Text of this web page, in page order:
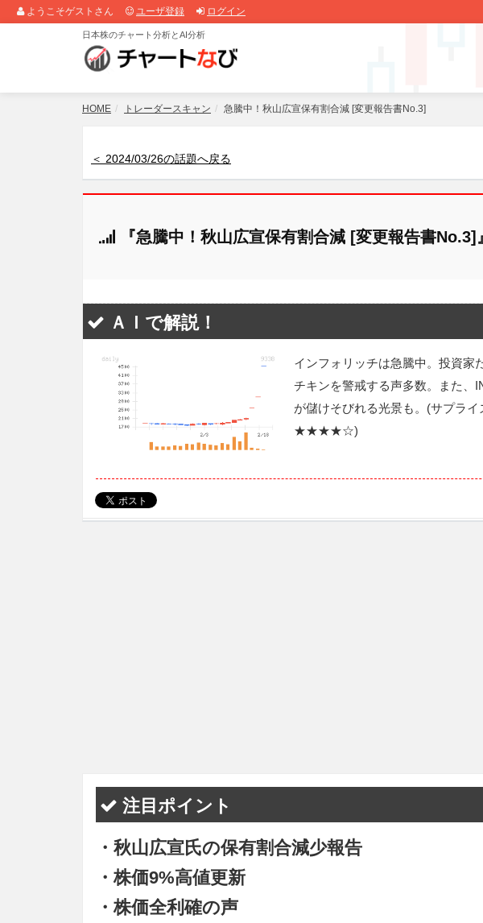
ようこそゲストさん ユーザ登録 ログイン
日本株のチャート分析とAI分析
HOME トレーダースキャン 急騰中！秋山広宣保有割合減 [変更報告書No.3]
＜ 2024/03/26の話題へ戻る
『急騰中！秋山広宣保有割合減 [変更報告書
ＡＩで解説！
インフォリッチは急騰中。投資家
チキンを警戒する声多数。また、
が儲けそびれる光景も。(サ
★★★★☆)
注目ポイント
・秋山広宣氏の保有割合減少報告
・株価9%高値更新
・株価全利確の声